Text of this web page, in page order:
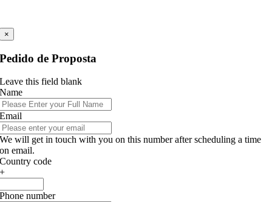
×
Pedido de Proposta
Leave this field blank
Name
Email
We will get in touch with you on this number after scheduling a time
on email.
Country code
+
Phone number